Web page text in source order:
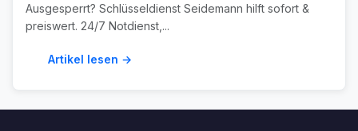
Ausgesperrt? Schlüsseldienst Seidemann hilft sofort &
preiswert. 24/7 Notdienst,...
Artikel lesen →